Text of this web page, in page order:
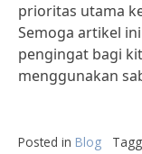
prioritas utama
Semoga artikel
pengingat bagi
menggunakan
Posted in Blog